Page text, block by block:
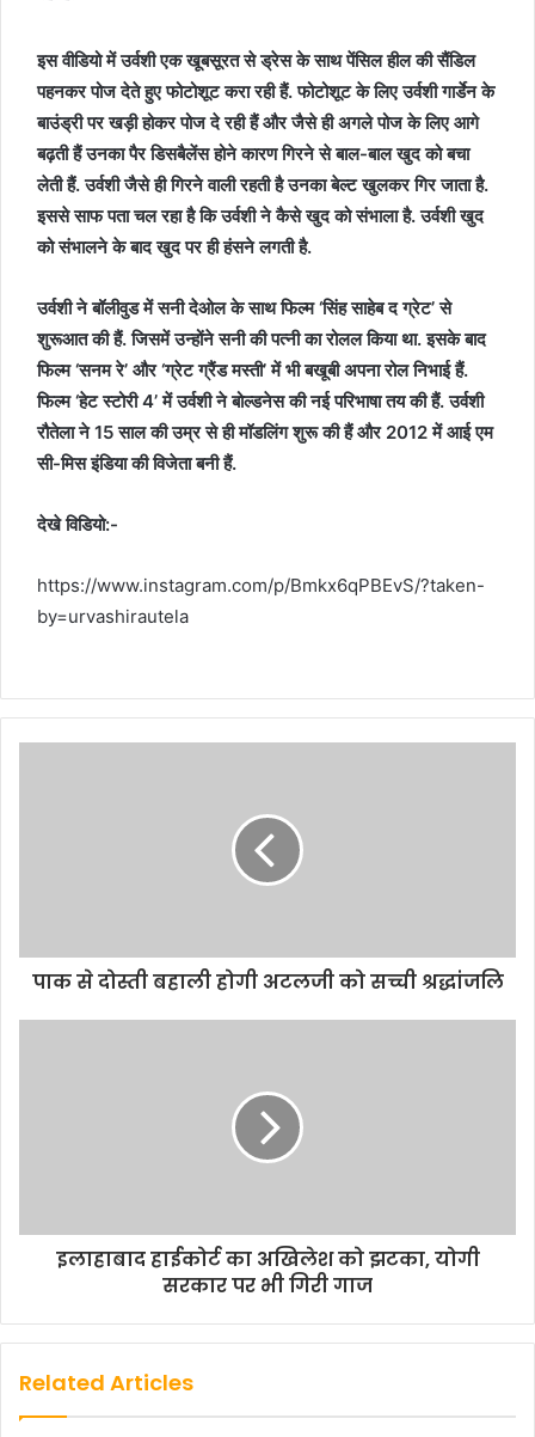
इस वीडियो में उर्वशी एक खूबसूरत से ड्रेस के साथ पेंसिल हील की सैंडिल
पहनकर पोज देते हुए फोटोशूट करा रही हैं. फोटोशूट के लिए उर्वशी गार्डेन के
बाउंड्री पर खड़ी होकर पोज दे रही हैं और जैसे ही अगले पोज के लिए आगे
बढ़ती हैं उनका पैर डिसबैलेंस होने कारण गिरने से बाल-बाल खुद को बचा
लेती हैं. उर्वशी जैसे ही गिरने वाली रहती है उनका बेल्ट खुलकर गिर जाता है.
इससे साफ पता चल रहा है कि उर्वशी ने कैसे खुद को संभाला है. उर्वशी खुद
को संभालने के बाद खुद पर ही हंसने लगती है.
उर्वशी ने बॉलीवुड में सनी देओल के साथ फिल्म ‘सिंह साहेब द ग्रेट’ से
शुरूआत की हैं. जिसमें उन्होंने सनी की पत्नी का रोलल किया था. इसके बाद
फिल्म ‘सनम रे’ और ‘ग्रेट ग्रैंड मस्ती’ में भी बखूबी अपना रोल निभाई हैं.
फिल्म ‘हेट स्टोरी 4’ में उर्वशी ने बोल्डनेस की नई परिभाषा तय की हैं. उर्वशी
रौतेला ने 15 साल की उम्र से ही मॉडलिंग शुरू की हैं और 2012 में आई एम
सी-मिस इंडिया की विजेता बनी हैं.
देखे विडियो:-
https://www.instagram.com/p/Bmkx6qPBEvS/?taken-
by=urvashirautela
पाक से दोस्ती बहाली होगी अटलजी को सच्ची श्रद्धांजलि
इलाहाबाद हाईकोर्ट का अखिलेश को झटका, योगी
सरकार पर भी गिरी गाज
Related Articles